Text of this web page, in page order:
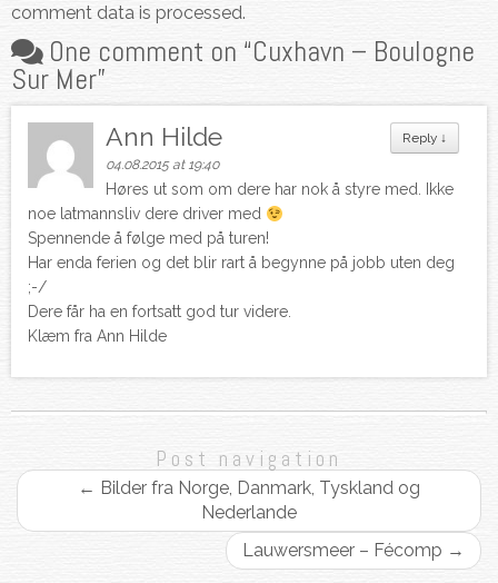
comment data is processed.
One comment on “Cuxhavn – Boulogne
Sur Mer”
Reply ↓
Ann Hilde
04.08.2015 at 19:40
Høres ut som om dere har nok å styre med. Ikke
noe latmannsliv dere driver med
Spennende å følge med på turen!
Har enda ferien og det blir rart å begynne på jobb uten deg
;-/
Dere får ha en fortsatt god tur videre.
Klæm fra Ann Hilde
Post navigation
← Bilder fra Norge, Danmark, Tyskland og
Nederlande
Lauwersmeer – Fécomp →